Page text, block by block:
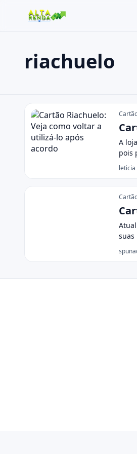
Buscar no site
Pressione Enter para buscar ou
riachuelo
riachuelo
A
pois
leticia